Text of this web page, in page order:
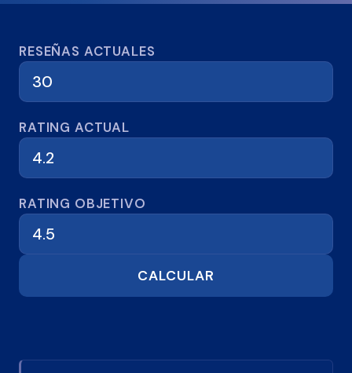
Calculadora de reseñas
RESEÑAS ACTUALES
RATING ACTUAL
RATING OBJETIVO
CALCULAR